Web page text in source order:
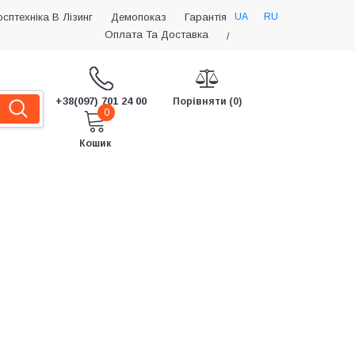
В Лізинг Демопоказ
Гарантія
Оплата Та Доставка
UA
/
RU
+38(097) 701 24 00
Порівняти (0)
0
Кошик